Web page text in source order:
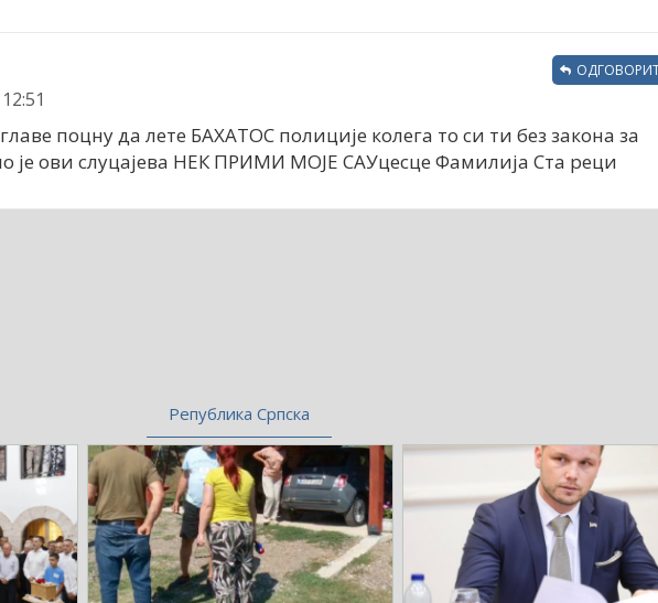
поцну да лете БАХАТОС полиције колега то си ти без закона за
је ови слуцајева НЕК ПРИМИ МОЈЕ САУцесце Фамилија Ста реци
Република Српска